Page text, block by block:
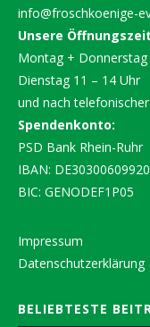
info@froschkoenige-
Unsere
Montag + Donnerstag
Dienstag 11 – 14 Uhr
und nach
Spendenkonto:
PSD Bank Rhein-Ruhr
IBAN:
BIC: GENODEF1P05
Impressum
Datenschutzerklärung
BELIEBTESTE